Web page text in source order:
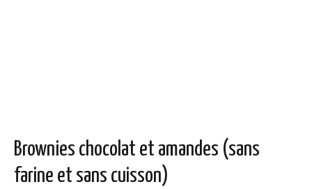
Brownies chocolat et amandes (sans
farine et sans cuisson)